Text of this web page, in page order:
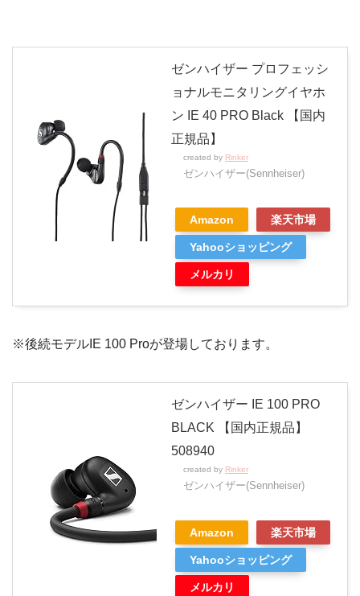
ゼンハイザー プロフェッシ
ョナルモニタリングイヤホ
ン IE 40 PRO Black 【国内
正規品】
created by Rinker
ゼンハイザー(Sennheiser)
Amazon 楽天市場
Yahooショッピング
メルカリ
※後続モデルIE 100 Proが登場しております。
ゼンハイザー IE 100 PRO
BLACK 【国内正規品】
508940
created by Rinker
ゼンハイザー(Sennheiser)
Amazon 楽天市場
Yahooショッピング
メルカリ